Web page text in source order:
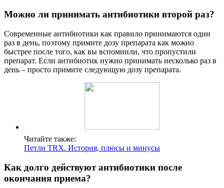
Можно ли принимать антибиотики второй раз?
Современные антибиотики как правило принимаются один
раз в день, поэтому примите дозу препарата как можно
быстрее после того, как вы вспомнили, что пропустили
препарат. Если антибиотик нужно принимать несколько раз в
день – просто примите следующую дозу препарата.
Читайте также:
Петли TRX. История, плюсы и минусы
Как долго действуют антибиотики после
окончания приема?